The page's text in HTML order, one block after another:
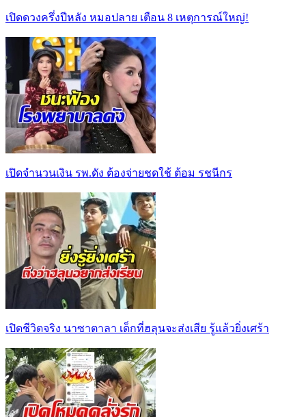
เปิดดวงครึ่งปีหลัง หมอปลาย เตือน 8 เหตุการณ์ใหญ่!
เปิดจำนวนเงิน รพ.ดัง ต้องจ่ายชดใช้ ต้อม รชนีกร
เปิดชีวิตจริง นาซาตาลา เด็กที่ฮลุนจะส่งเสีย รู้แล้วยิ่งเศร้า